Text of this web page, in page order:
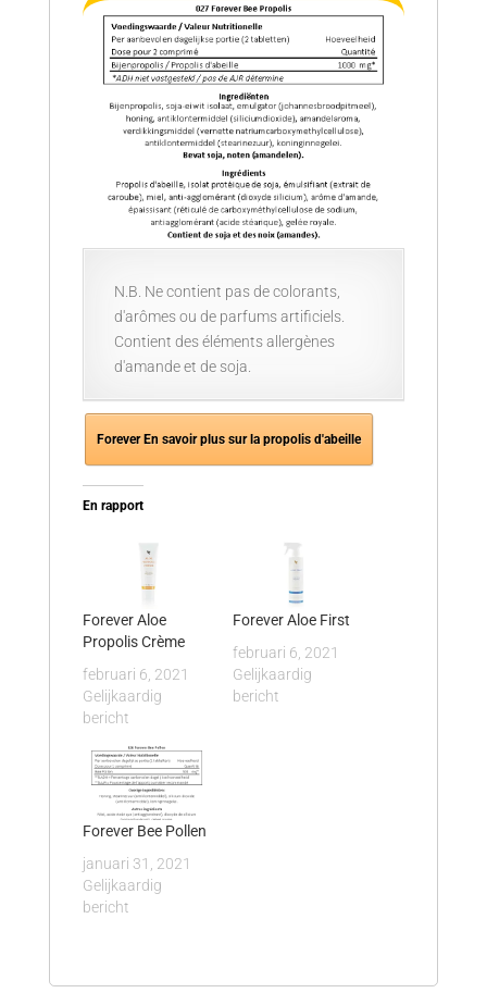
N.B. Ne contient pas de colorants,
d'arômes ou de parfums artificiels.
Contient des éléments allergènes
d'amande et de soja.
Forever En savoir plus sur la propolis d'abeille
En rapport
Forever Aloe
Propolis Crème
februari 6, 2021
Gelijkaardig
bericht
Forever Aloe First
februari 6, 2021
Gelijkaardig
bericht
Forever Bee Pollen
januari 31, 2021
Gelijkaardig
bericht